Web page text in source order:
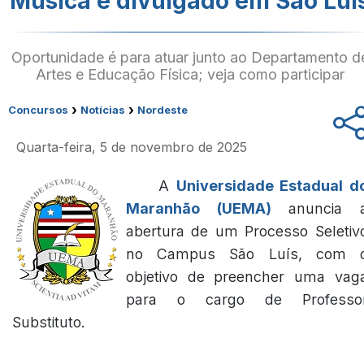
Oportunidade é para atuar junto ao Departamento
Artes e Educação Física; veja como participar
Concursos › Notícias › Nordeste
Quarta-feira, 5 de novembro de 2025
A Universidade Estadual
Maranhão (UEMA) anuncia
abertura de um Processo
no Campus São Luís, com
objetivo de preencher uma
para o cargo de
Substituto.